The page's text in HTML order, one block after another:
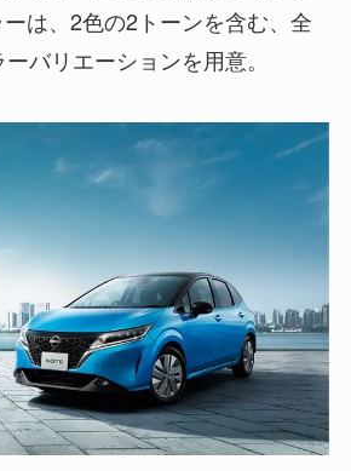
は、2色の2トーンを含む、全
バリエーションを用意。